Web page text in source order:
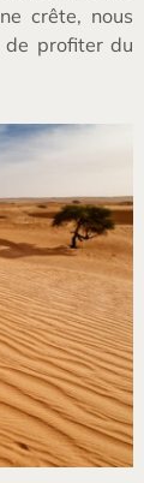
crête, nous
profiter du